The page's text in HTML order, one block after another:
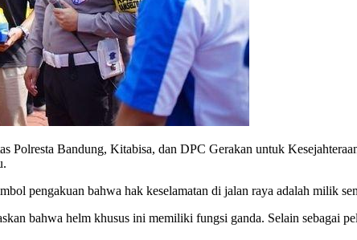
Polresta Bandung, Kitabisa, dan DPC Gerakan untuk
pengakuan bahwa hak keselamatan di jalan raya adalah milik
bahwa helm khusus ini memiliki fungsi ganda. Selain sebagai